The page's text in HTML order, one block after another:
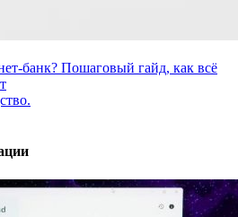
банк? Пошаговый гайд, как всё